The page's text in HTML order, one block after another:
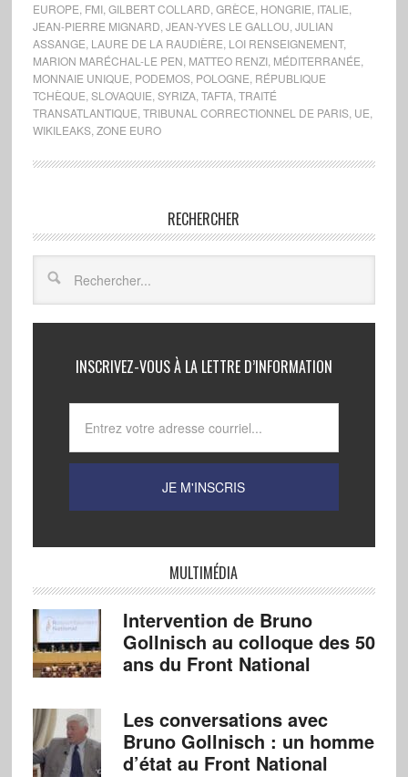
EUROPE FMI, GILBERT COLLARD GRÈCE HONGRIE ITALIE
JEAN-PIERRE MIGNARD JEAN-YVES LE GALLOU JULIAN
ASSANGE LAURE DE LA RAUDIÈRE LOI RENSEIGNEMENT,
MARION MARÉCHAL-LE PEN MATTEO RENZI, MÉDITERRANÉE
MONNAIE UNIQUE PODEMOS, POLOGNE RÉPUBLIQUE
TCHÈQUE SLOVAQUIE SYRIZA, TAFTA, TRAITÉ
TRANSATLANTIQUE TRIBUNAL CORRECTIONNEL DE PARIS, UE
WIKILEAKS, ZONE EURO
RECHERCHER
INSCRIVEZ-VOUS À LA LETTRE D’INFORMATION
MULTIMÉDIA
Intervention de Bruno
Gollnisch au colloque des 50
ans du Front National
Les conversations avec
Bruno Gollnisch : un homme
d’état au Front National